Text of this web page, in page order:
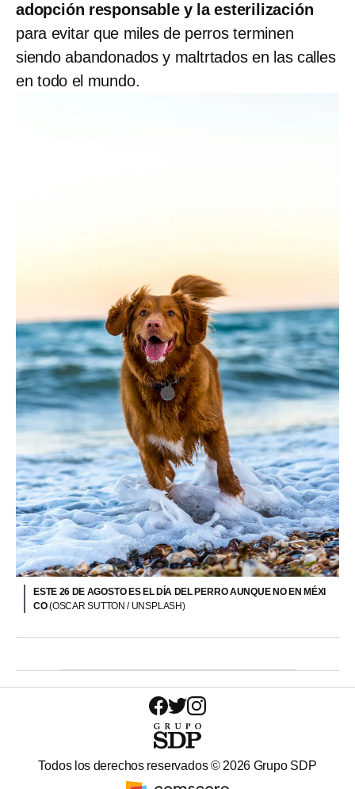
adopción responsable y la esterilización
para evitar que miles de perros terminen
siendo abandonados y maltrtados en las calles
en todo el mundo.
ESTE 26 DE AGOSTO ES EL DÍA DEL PERRO AUNQUE NO EN MÉXI
CO(OSCAR SUTTON / UNSPLASH)
Todos los derechos reservados © 2026 Grupo SDP